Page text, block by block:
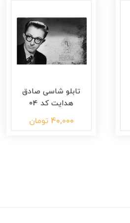
تابلو شاسی صادق
هدایت کد 04
40,000 تومان